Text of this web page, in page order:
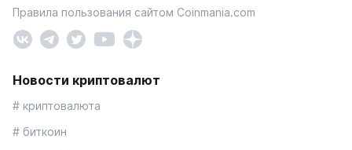
Правила пользования сайтом Coinmania.com
Новости криптовалют
# криптовалюта
# биткоин